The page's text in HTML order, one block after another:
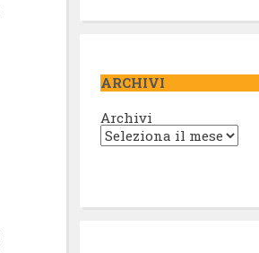
ARCHIVI
Archivi